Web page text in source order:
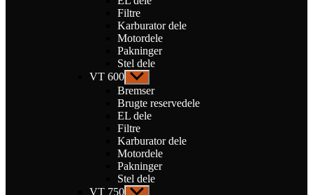
Filtre
Karburator dele
Motordele
Pakninger
Stel dele
VT 600 Vis
undermenu
Bremser
Brugte reservedele
EL dele
Filtre
Karburator dele
Motordele
Pakninger
Stel dele
VT 750 Vis